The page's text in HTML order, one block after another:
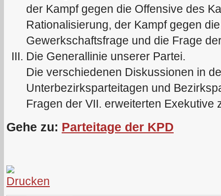
der Kampf gegen die Offensive des
Rationalisierung, der Kampf gegen
Gewerkschaftsfrage und die Frage
Die Generallinie unserer Partei.
Die verschiedenen Diskussionen in
Unterbezirksparteitagen und
Fragen der VII. erweiterten Exekutive
Gehe zu: Parteitage der KPD